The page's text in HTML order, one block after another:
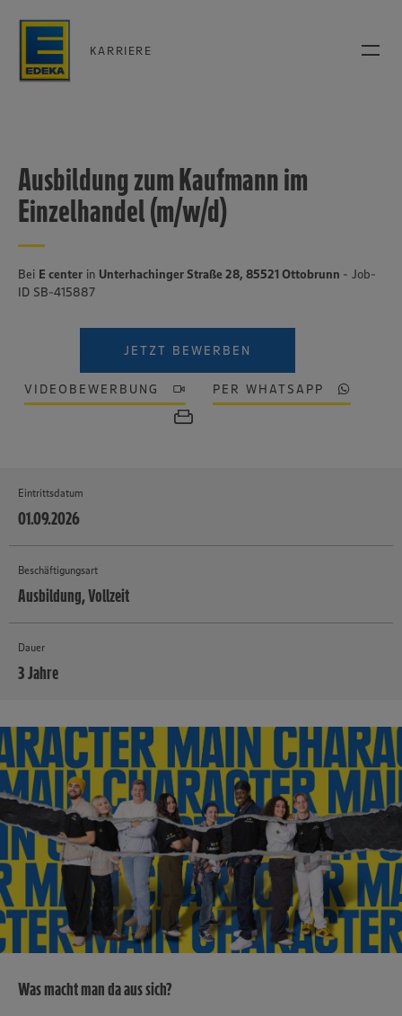
KARRIERE
Ausbildung zum Kaufmann im
Einzelhandel (m/w/d)
Bei E center in Unterhachinger Straße 28, 85521 Ottobrunn - Job-
ID SB-415887
JETZT BEWERBEN
VIDEOBEWERBUNG PER WHATSAPP
Eintrittsdatum
01.09.2026
Beschäftigungsart
Ausbildung, Vollzeit
Dauer
3 Jahre
Was macht man da aus sich?